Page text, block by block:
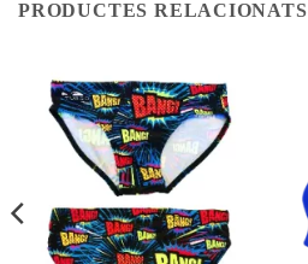
PRODUCTES RELACIONATS